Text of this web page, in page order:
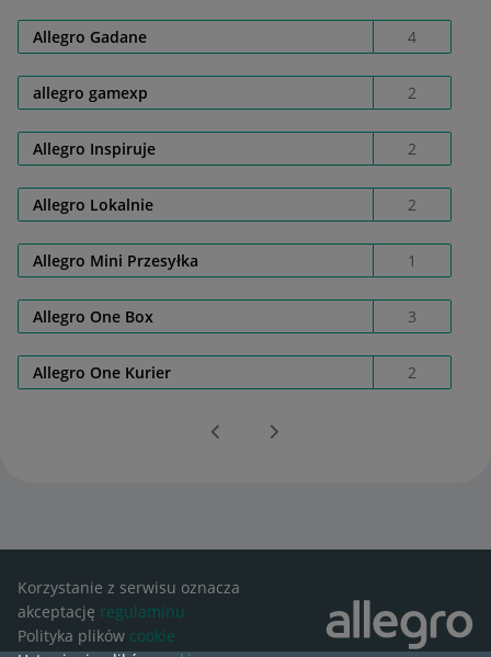
Allegro Gadane 4
allegro gamexp 2
Allegro Inspiruje 2
Allegro Lokalnie 2
Allegro Mini Przesyłka 1
Allegro One Box 3
Allegro One Kurier 2
Korzystanie z serwisu oznacza
akceptację regulaminu
Polityka plików cookie